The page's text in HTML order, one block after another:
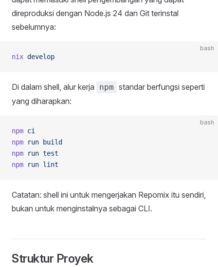
direproduksi dengan Node.js 24 dan Git terinstal
sebelumnya:
bash
nix develop
Di dalam shell, alur kerja npm standar berfungsi seperti
yang diharapkan:
bash
npm ci
npm run build
npm run test
npm run lint
Catatan: shell ini untuk mengerjakan Repomix itu sendiri,
bukan untuk menginstalnya sebagai CLI.
Struktur Proyek